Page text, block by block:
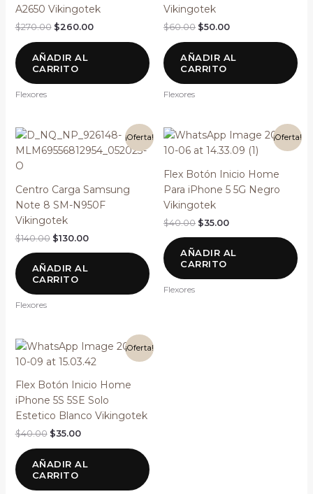
A2650 Vikingotek
$270.00 $260.00
AÑADIR AL
CARRITO
Flexores
Vikingotek
$60.00 $50.00
AÑADIR AL
CARRITO
Flexores
¡Oferta!
Centro Carga Samsung
Note 8 SM-N950F
Vikingotek
$140.00
El
precio
original
$130.00
El
actual
AÑADIR AL
CARRITO
Flexores
¡Oferta!
Flex Botón Inicio Home
Para iPhone 5 5G Negro
Vikingotek
$40.00
El
precio
original
$40.00.
$35.00
El
precio
actual
$35.00.
AÑADIR AL
CARRITO
Flexores
¡Oferta!
Flex Botón Inicio Home
iPhone 5S 5SE Solo
Estetico Blanco Vikingotek
$40.00
El
precio
original
$40.00.
$35.00
El
precio
actual
$35.00.
AÑADIR AL
CARRITO